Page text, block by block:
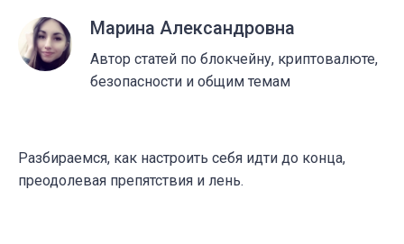
Марина Александровна
Автор статей по блокчейну, криптовалюте,
безопасности и общим темам
Разбираемся, как настроить себя идти до конца,
преодолевая препятствия и лень.